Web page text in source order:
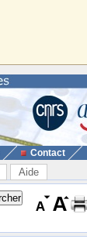
Contact
Aide